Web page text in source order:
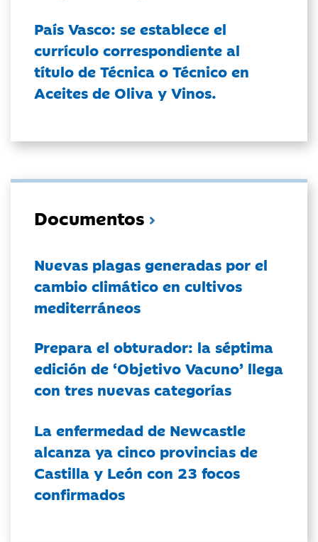
País Vasco: se establece el
currículo correspondiente al
título de Técnica o Técnico en
Aceites de Oliva y Vinos.
Documentos
Nuevas plagas generadas por el
cambio climático en cultivos
mediterráneos
Prepara el obturador: la séptima
edición de ‘Objetivo Vacuno’ llega
con tres nuevas categorías
La enfermedad de Newcastle
alcanza ya cinco provincias de
Castilla y León con 23 focos
confirmados